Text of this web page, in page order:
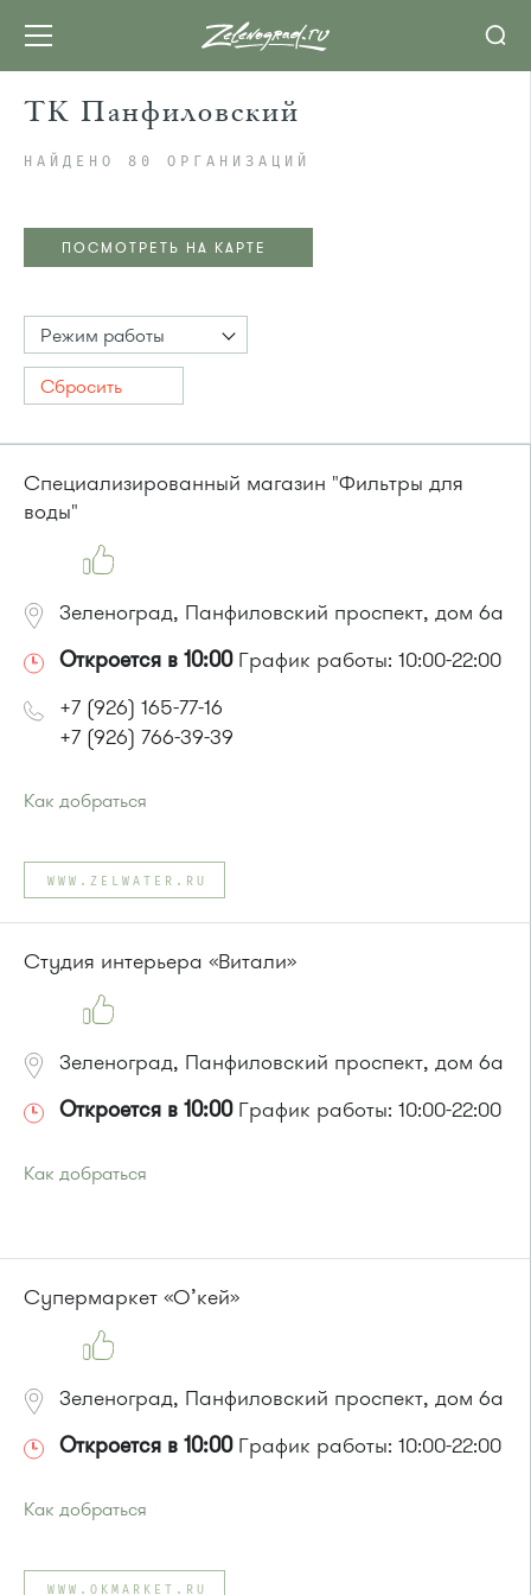
ТК Панфиловский
НАЙДЕНО 80 ОРГАНИЗАЦИЙ
ПОСМОТРЕТЬ НА КАРТЕ
Режим работы
Сбросить
Специализированный магазин "Фильтры для
воды"
Зеленоград, Панфиловский проспект, дом 6а
Откроется в 10:00График работы: 10:00-22:00
+7 (926) 165-77-16
+7 (926) 766-39-39
Как добраться
Автобусы № 3, 6, 7, 8, 9, 11, 13, 15, 23, 32, 45, 312, 377.
Маршрутка № 128, 312, 377
или до остановки"1-й микрорайон":
Маршрутка № 127, 390, 476
WWW.ZELWATER.RU
Студия интерьера «Витали»
Зеленоград, Панфиловский проспект, дом 6а
Откроется в 10:00График работы: 10:00-22:00
Как добраться
Маршрутка № 128, 312, 377
или до остановки"1-й микрорайон"
Автобусы № 390, 476, 493.
Маршрутка № 127, 390, 476
Супермаркет «О’кей»
Зеленоград, Панфиловский проспект, дом 6а
Откроется в 10:00График работы: 10:00-22:00
Как добраться
Автобусы № 3, 6, 7, 8, 9, 11, 13, 15, 23, 32, 45, 312, 377.
WWW.OKMARKET.RU